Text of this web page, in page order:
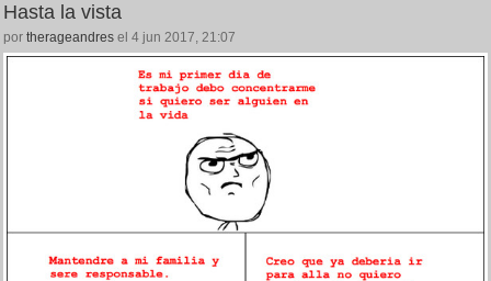
Hasta la vista
por therageandres el 4 jun 2017, 21:07